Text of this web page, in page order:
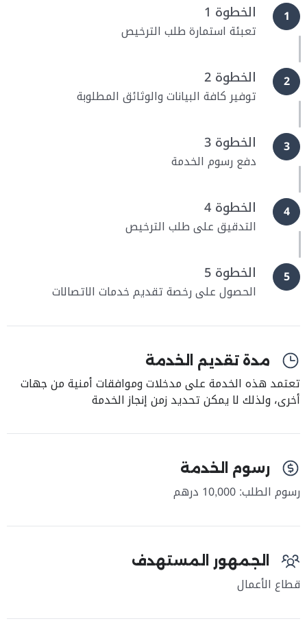
1 الخطوة 1
تعبئة استمارة طلب الترخيص
2 الخطوة 2
توفير كافة البيانات والوثائق المطلوبة
3 الخطوة 3
دفع رسوم الخدمة
4 الخطوة 4
التدقيق على طلب الترخيص
5 الخطوة 5
الحصول على رخصة تقديم خدمات الاتصالات
مدة تقديم الخدمة
تعتمد هذه الخدمة على مدخلات وموافقات أمنية من جهات
أخرى، ولذلك لا يمكن تحديد زمن إنجاز الخدمة
رسوم الخدمة
رسوم الطلب: 10,000 درهم
الجمهور المستهدف
قطاع الأعمال